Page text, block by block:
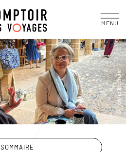
MENU
SOMMAIRE